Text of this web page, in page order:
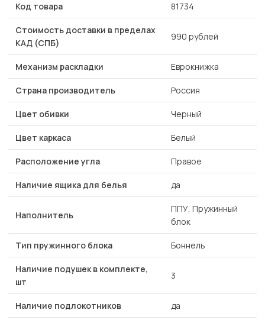
Код товара 81734
Стоимость доставки в пределах
КАД (СПБ)
990 рублей
Механизм раскладки Еврокнижка
Страна производитель Россия
Цвет обивки Черный
Цвет каркаса Белый
Расположение угла Правое
Наличие ящика для белья да
Наполнитель
ППУ, Пружинный
блок
Тип пружинного блока Боннель
Наличие подушек в комплекте,
шт
3
Наличие подлокотников да